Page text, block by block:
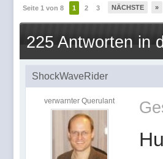
Seite 1 von 8 1 2 3 NÄCHSTE »
225 Antworten in
ShockWaveRider
verwarnter Querulant